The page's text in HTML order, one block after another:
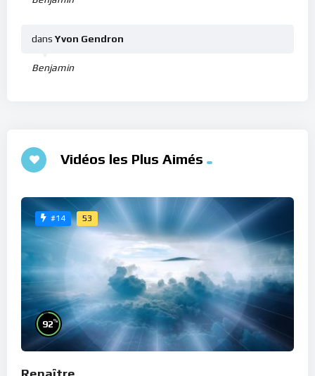
Benjamin
dans Yvon Gendron
Vidéos les Plus Aimés
#14 53
92%